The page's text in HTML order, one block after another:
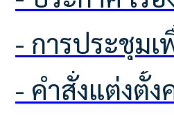
- การประชุ
- คำสั่งแต่งตั้